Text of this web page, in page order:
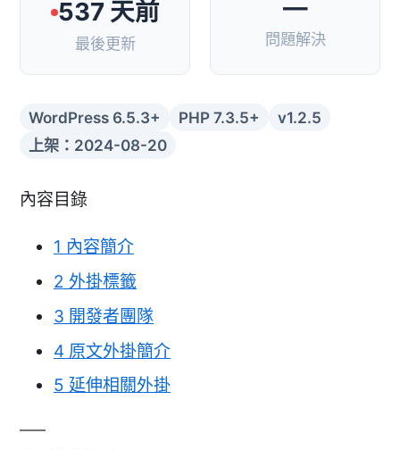
537 天前
最後更新
—
問題解決
WordPress 6.5.3+ PHP 7.3.5+
v1.2.5
上架：2024-08-20
內容目錄
1 內容簡介
2 外掛標籤
3 開發者團隊
4 原文外掛簡介
5 延伸相關外掛